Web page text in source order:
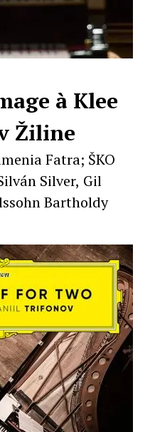
à Klee
Žiline
Fatra; ŠKO
Silver, Gil
Bartholdy